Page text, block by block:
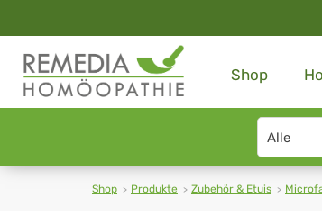
Shop
Search
type
Shop Produkte Zubehör & Etuis